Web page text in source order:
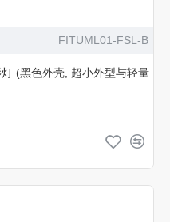
FITUML01-FSL-B
(黑色外壳, 超小外型与轻量